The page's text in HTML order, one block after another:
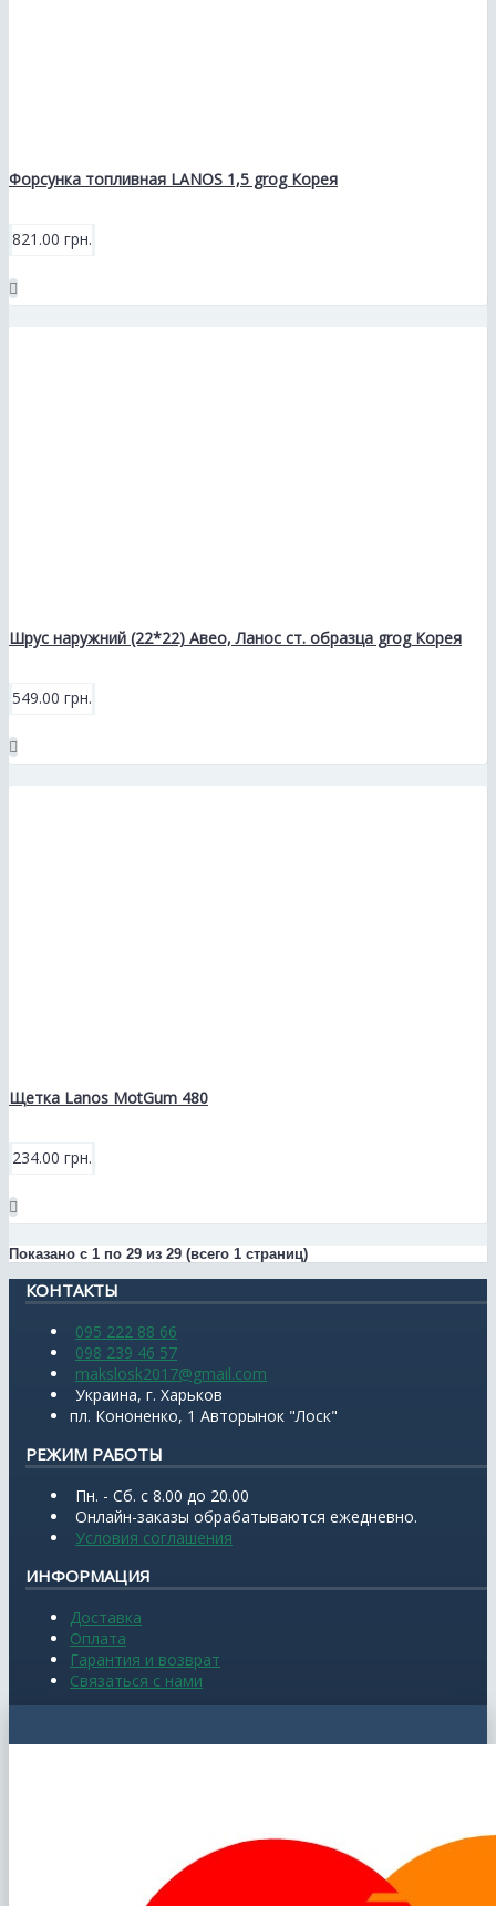
Форсунка топливная LANOS 1,5 grog Корея
821.00 грн.
Шрус наружний (22*22) Авео, Ланос ст. образца grog Корея
549.00 грн.
Щетка Lanos MotGum 480
234.00 грн.
Показано с 1 по 29 из 29 (всего 1 страниц)
КОНТАКТЫ
095 222 88 66
098 239 46 57
makslosk2017@gmail.com
Украина, г. Харьков
пл. Кононенко, 1 Авторынок "Лоск"
РЕЖИМ РАБОТЫ
Пн. - Сб. с 8.00 до 20.00
Онлайн-заказы обрабатываются ежедневно.
Условия соглашения
ИНФОРМАЦИЯ
Доставка
Оплата
Гарантия и возврат
Связаться с нами